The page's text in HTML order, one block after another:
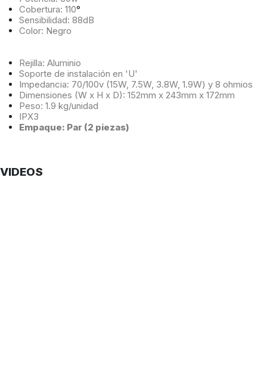
Cobertura: 110°
Sensibilidad: 88dB
Color: Negro
Rejilla: Aluminio
Soporte de instalación en 'U'
Impedancia: 70/100v (15W, 7.5W, 3.8W, 1.9W) y 8 ohmios
Dimensiones (W x H x D): 152mm x 243mm x 172mm
Peso: 1.9 kg/unidad
IPX3
Empaque: Par (2 piezas)
VIDEOS